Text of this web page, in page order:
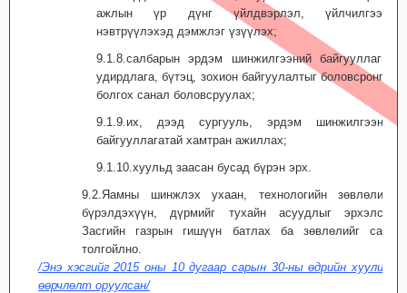
ажлын үр дүнг үйлдвэрлэл, үйлчилгээнд
нэвтрүүлэхэд дэмжлэг үзүүлэх;
9.1.8.салбарын эрдэм шинжилгээний байгууллагын
удирдлага, бүтэц, зохион байгуулалтыг боловсронгуй
болгох санал боловсруулах;
9.1.9.их, дээд сургууль, эрдэм шинжилгээний
байгууллагатай хамтран ажиллах;
9.1.10.хуульд заасан бусад бүрэн эрх.
9.2.Яамны шинжлэх ухаан, технологийн зөвлөлийн
бүрэлдэхүүн, дүрмийг тухайн асуудлыг эрхэлсэн
Засгийн газрын гишүүн батлах ба зөвлөлийг сайд
толгойлно.
/Энэ хэсгийг 2015 оны 10 дугаар сарын 30-ны өдрийн хуулиар
өөрчлөлт оруулсан/